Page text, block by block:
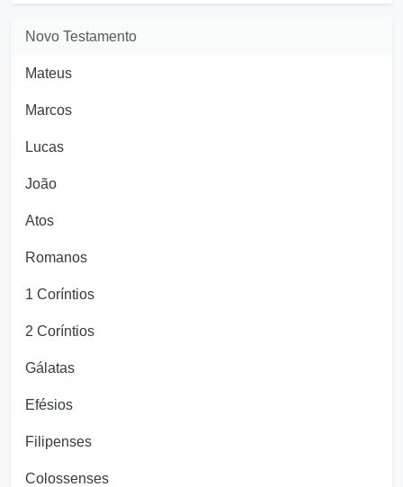
Novo Testamento
Mateus
Marcos
Lucas
João
Atos
Romanos
1 Coríntios
2 Coríntios
Gálatas
Efésios
Filipenses
Colossenses